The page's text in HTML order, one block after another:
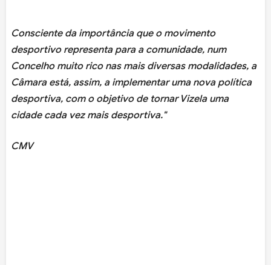
Consciente da importância que o movimento
desportivo representa para a comunidade, num
Concelho muito rico nas mais diversas modalidades, a
Câmara está, assim, a implementar uma nova política
desportiva, com o objetivo de tornar Vizela uma
cidade cada vez mais desportiva."
CMV